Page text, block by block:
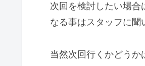
次回を検討したい場合
なる事はスタッフに聞
当然次回行くかどうか